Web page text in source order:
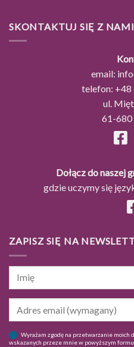
SKONTAKTUJ SIĘ Z NAMI
email:
telefon: +48
ul.
61-680
Dołącz do naszej
gdzie uczymy się
ZAPISZ SIĘ NA
Wyrażam zgodę na przetwarzanie moich
wskazanych przeze mnie w powyższym